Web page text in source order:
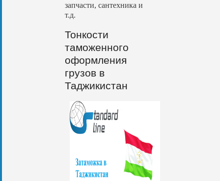
запчасти, сантехника и
т.д.
Тонкости
таможенного
оформления
грузов в
Таджикистан